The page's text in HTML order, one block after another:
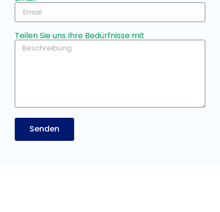
Teilen Sie uns Ihre Bedürfnisse mit
Senden